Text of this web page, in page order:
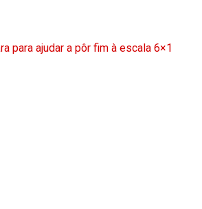
para ajudar a pôr fim à escala 6×1